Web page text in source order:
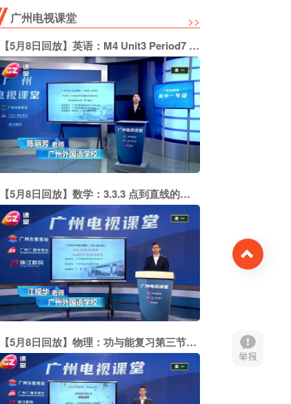
广州电视课堂 >>
【5月8日回放】英语：M4 Unit3 Period7 Writing（广州外国语学校 陈丽芳）
【5月8日回放】数学：3.3.3 点到直线的距离 3.3.4两平行直线间的距离（广州外国语学校 江规华）
【5月8日回放】物理：功与能复习第三节：动能定理（市二中 黄永杭）
Top